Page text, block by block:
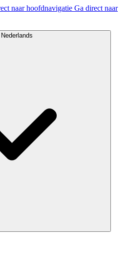
naar hoofdnavigatie Ga direct naar
Nederlands